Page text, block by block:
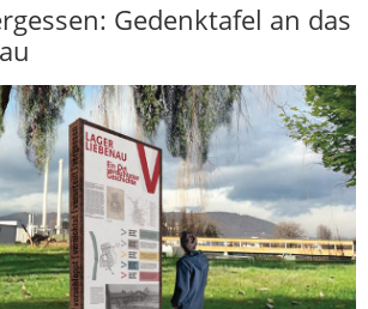
Gedenktafel an das